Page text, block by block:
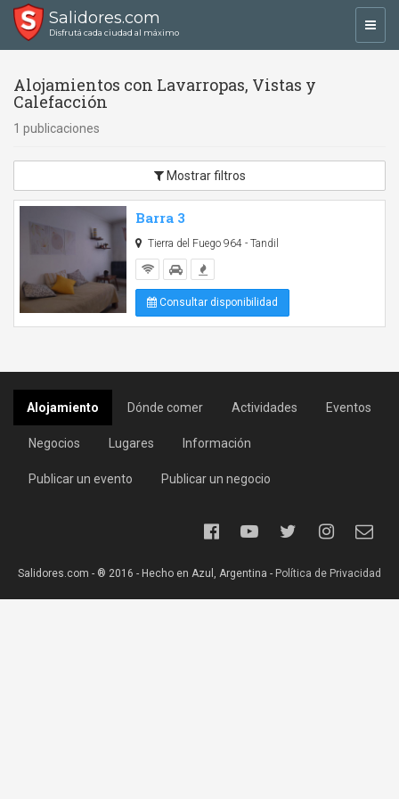
Salidores.com
Disfrutá cada ciudad al máximo
Alojamientos con Lavarropas, Vistas y
Calefacción
1 publicaciones
Mostrar filtros
Barra 3
Tierra del Fuego 964 - Tandil
Consultar disponibilidad
Alojamiento Dónde comer Actividades Eventos
Negocios Lugares Información
Publicar un evento Publicar un negocio
Salidores.com - ® 2016 - Hecho en Azul, Argentina - Política de Privacidad